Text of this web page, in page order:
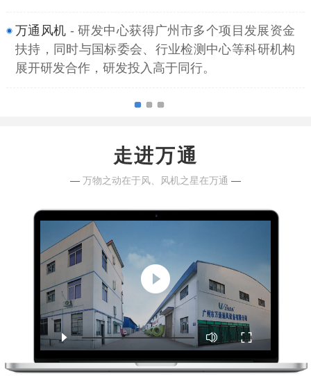
万通风机 - 研发中心获得广州市多个项目发展资金
扶持，同时与国标委会、行业检测中心等科研机构
展开研发合作，研发投入高于同行。
走进万通
— 万物之动在于风、风机之星在万通 —